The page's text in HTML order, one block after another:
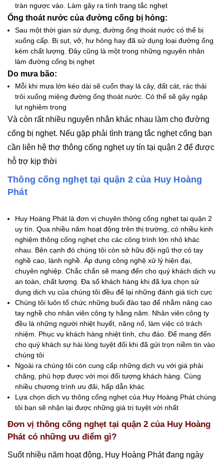
tràn ngược vào. Làm gây ra tình trạng tắc nghẹt
Ống thoát nước của đường cống bị hỏng:
Sau một thời gian sử dụng, đường ống thoát nước có thể bị
xuống cấp. Bị sụt, vỡ, hư hỏng hay đã sử dụng loại đường ống
kém chất lượng. Đây cũng là một trong những nguyên nhân
làm đường cống bị nghẹt
Do mưa bão:
Mỗi khi mưa lớn kéo dài sẽ cuốn thay lá cây, đất cát, rác thải
trôi xuống miệng đường ống thoát nước. Có thể sẽ gây ngập
lụt nghiêm trọng
Và còn rất nhiều nguyên nhân khác nhau làm cho đường
cống bị nghẹt. Nếu gặp phải tình trạng tắc nghẹt cống bạn
cần liên hệ thợ thông cống nghẹt uy tín tại quận 2 để được
hỗ trợ kịp thời
Thông cống nghẹt tại quận 2 của Huy Hoàng
Phát
Huy Hoàng Phát là đơn vị chuyên thông cống nghẹt tại quận 2
uy tín. Qua nhiều năm hoạt động trên thị trường, có nhiều kinh
nghiệm thông cống nghẹt cho các công trình lớn nhỏ khác
nhau. Bên cạnh đó chúng tôi còn sở hữu đội ngũ thợ có tay
nghề cao, lành nghề. Áp dụng công nghệ xử lý hiện đại,
chuyên nghiệp. Chắc chắn sẽ mang đến cho quý khách dịch vụ
an toàn, chất lượng. Đa số khách hàng khi đã lựa chọn sử
dụng dịch vụ của chúng tôi đều để lại những đánh giá tích cực
Chúng tôi luôn tổ chức những buổi đào tạo để nhằm nâng cao
tay nghề cho nhân viên công ty hằng năm. Nhân viên công ty
đều là những người nhiệt huyết, năng nổ, làm việc có trách
nhiệm. Phục vụ khách hàng nhiệt tình, chu đáo. Để mang đến
cho quý khách sự hài lòng tuyệt đối khi đã gửi trọn niềm tin vào
chúng tôi
Ngoài ra chúng tôi còn cung cấp những dịch vụ với giá phải
chăng, phù hợp được với mọi đối tượng khách hàng. Cùng
nhiều chương trình ưu đãi, hấp dẫn khác
Lựa chọn dịch vụ thông cống nghẹt của Huy Hoàng Phát chúng
tôi bạn sẽ nhận lại được những giá trị tuyệt vời nhất
Đơn vị thông cống nghẹt tại quận 2 của Huy Hoàng
Phát có những ưu điểm gì?
Suốt nhiều năm hoạt động, Huy Hoàng Phát đang ngày